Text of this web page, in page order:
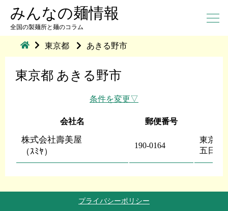
みんなの麺情報
全国の製麺所と麺のコラム
東京都 あきる野市
東京都 あきる野市
条件を変更
会社名 郵便番号
株式会社壽美屋
（ｽﾐﾔ）
190-0164
東京都
五日市
プライバシーポリシー